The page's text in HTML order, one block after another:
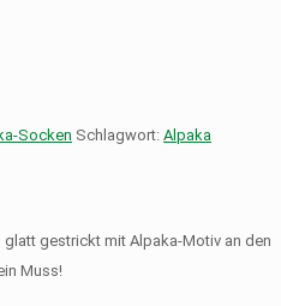
Socken Schlagwort: Alpaka
gestrickt mit Alpaka-Motiv an den
Muss!